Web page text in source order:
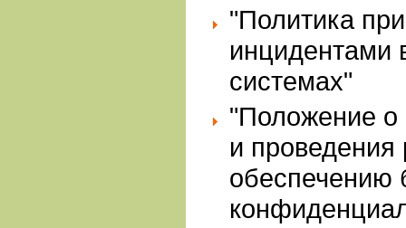
"Политика
системах"
"Положение о
и проведения
обеспечению